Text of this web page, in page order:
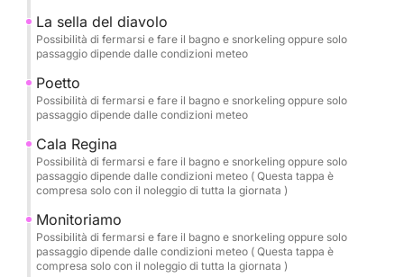
formula giornata intera, che include anche la tappa a
Mari Pintau, una delle spiagge più spettacolari del
riflessi “dipinti”.
🏝️ Itinerario Consigliato
Partendo dal Porto di Cagliari, navigheremo lungo i
luoghi più iconici della costa:
🌿 Cala Fighera – Scogliere selvagge e acque
smeraldo.
🌊 Calamosca – Una baia protetta perfetta per un
La sella del diavolo
Possibilità di fermarsi e fare il bagno e snorkeling oppure solo
passaggio dipende dalle condizioni meteo
Poetto
Possibilità di fermarsi e fare il bagno e snorkeling oppure solo
passaggio dipende dalle condizioni meteo
Cala Regina
Possibilità di fermarsi e fare il bagno e snorkeling oppure solo
passaggio dipende dalle condizioni meteo ( Questa tappa è
compresa solo con il noleggio di tutta la giornata )
Monitoriamo
Possibilità di fermarsi e fare il bagno e snorkeling oppure solo
passaggio dipende dalle condizioni meteo ( Questa tappa è
compresa solo con il noleggio di tutta la giornata )